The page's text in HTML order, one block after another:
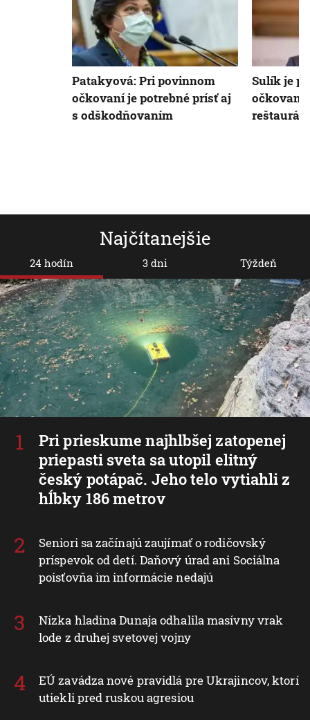
Najčítanejšie
24 hodín
Pri prieskume najhlbšej zatopenej
priepasti sveta sa utopil elitný
český potápač. Jeho telo vytiahli z
hĺbky 186 metrov
Seniori sa začínajú zaujímať o rodičovský
príspevok od detí. Daňový úrad ani Sociálna
poisťovňa im informácie nedajú
Nízka hladina Dunaja odhalila masívny vrak
lode z druhej svetovej vojny
EÚ zavádza nové pravidlá pre Ukrajincov, ktorí
utiekli pred ruskou agresiou
3 dni Týždeň
Patakyová: Pri povinnom
očkovaní je potrebné prísť aj
s odškodňovaním
Sulík je